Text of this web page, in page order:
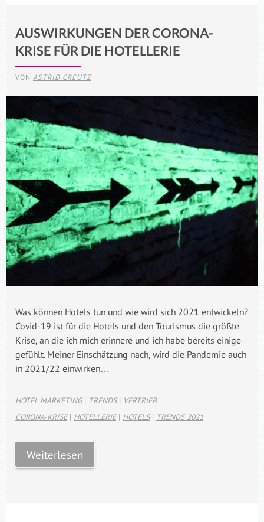
AUSWIRKUNGEN DER CORONA-
KRISE FÜR DIE HOTELLERIE
VON ASTRID CREUTZ
Was können Hotels tun und wie wird sich 2021 entwickeln?
Covid-19 ist für die Hotels und den Tourismus die größte
Krise, an die ich mich erinnere und ich habe bereits einige
gefühlt. Meiner Einschätzung nach, wird die Pandemie auch
in 2021/22 einwirken…
HOTEL MARKETING| TRENDS| VERTRIEB
CORONA-KRISE| HOTELLERIE| HOTELS| TRENDS 2021
Weiterlesen